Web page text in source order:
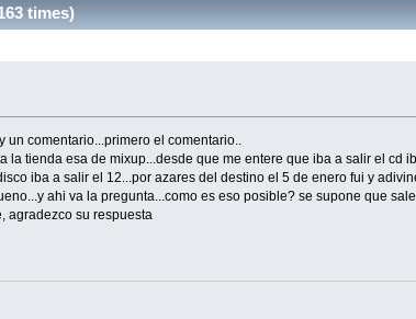
times)
un comentario...primero el comentario..
la tienda esa de mixup...desde que me entere que iba a salir el cd
iba a salir el 12...por azares del destino el 5 de enero fui y
ahi va la pregunta...como es eso posible? se supone que
agradezco su respuesta